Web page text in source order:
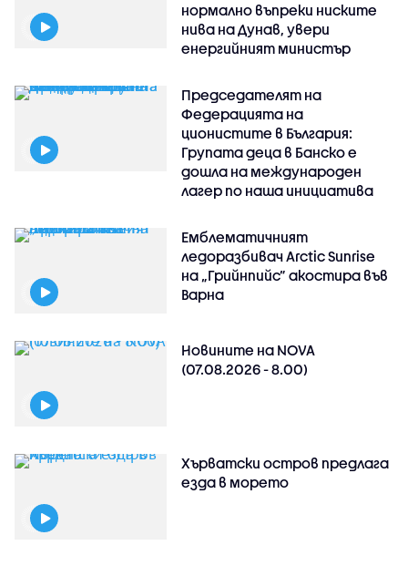
нормално въпреки ниските
нива на Дунав, увери
енергийният министър
Председателят на
Федерацията на
ционистите в България:
Групата деца в Банско е
дошла на международен
лагер по наша инициатива
Емблематичният
ледоразбивач Arctic Sunrise
на „Грийнпийс” акостира във
Варна
Новините на NOVA
(07.08.2026 - 8.00)
Хърватски остров предлага
езда в морето